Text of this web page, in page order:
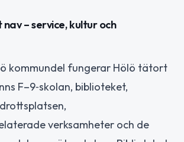
– service, kultur och
kommundel fungerar Hölö tätort
F–9‑skolan, biblioteket,
verksamheter och de